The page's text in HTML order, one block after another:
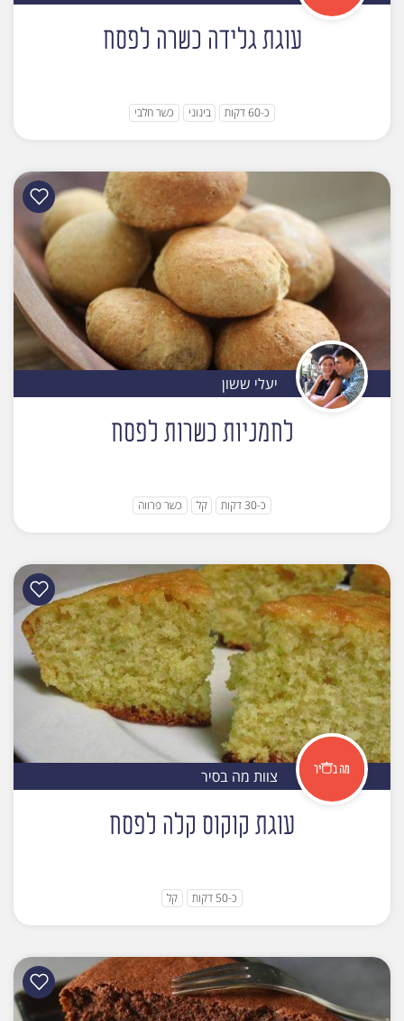
עוגת גלידה כשרה לפסח
כ-60 דקות בינוני כשר חלבי
יעלי ששון
לחמניות כשרות לפסח
כ-30 דקות קל כשר פרווה
צוות מה בסיר
עוגת קוקוס קלה לפסח
כ-50 דקות קל